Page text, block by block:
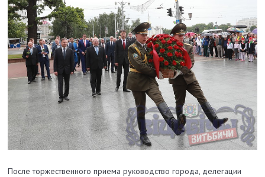
После торжественного приема руководство города, делегации